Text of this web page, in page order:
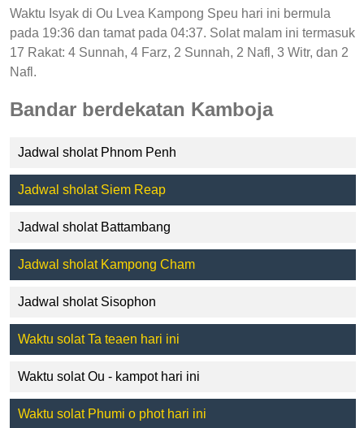
Waktu Isyak di Ou Lvea Kampong Speu hari ini bermula
pada 19:36 dan tamat pada 04:37. Solat malam ini termasuk
17 Rakat: 4 Sunnah, 4 Farz, 2 Sunnah, 2 Nafl, 3 Witr, dan 2
Nafl.
Bandar berdekatan Kamboja
Jadwal sholat Phnom Penh
Jadwal sholat Siem Reap
Jadwal sholat Battambang
Jadwal sholat Kampong Cham
Jadwal sholat Sisophon
Waktu solat Ta teaen hari ini
Waktu solat Ou - kampot hari ini
Waktu solat Phumi o phot hari ini